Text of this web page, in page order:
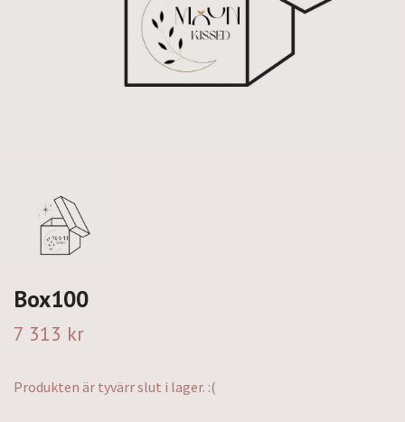
Box100
7 313 kr
Produkten är tyvärr slut i lager. :(